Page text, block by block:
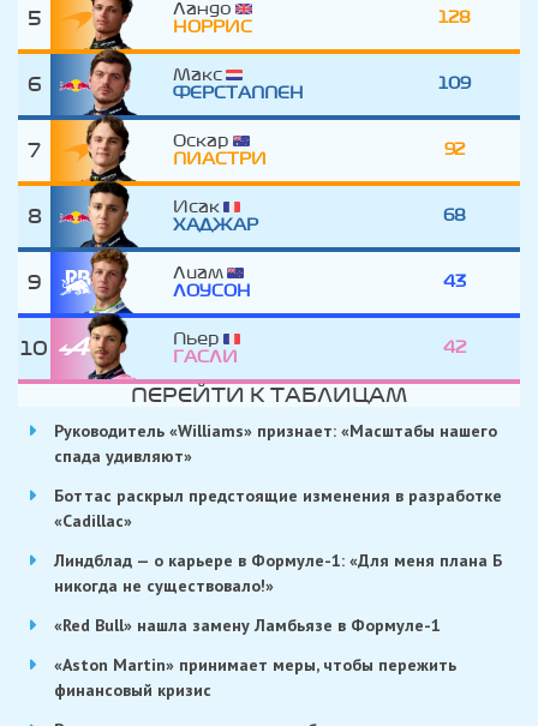
5
Ландо
НОРРИС
128
6
Макс
ФЕРСТАППЕН
109
7
Оскар
ПИАСТРИ
92
8
Исак
ХАДЖАР
68
9
Лиам
ЛОУСОН
43
10
Пьер
ГАСЛИ
42
ПЕРЕЙТИ К ТАБЛИЦАМ
Руководитель «Williams» признает: «Масштабы нашего
спада удивляют»
Боттас раскрыл предстоящие изменения в разработке
«Cadillac»
Линдблад — о карьере в Формуле-1: «Для меня плана Б
никогда не существовало!»
«Red Bull» нашла замену Ламбьязе в Формуле-1
«Aston Martin» принимает меры, чтобы пережить
финансовый кризис